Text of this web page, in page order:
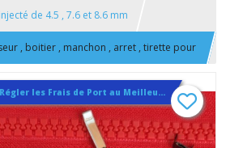
de 4.5 , 7.6 et 8.6 mm
, boitier , manchon , arret , tirette pour
glissiere en plastique injecté No 3 , 5 et
Voir Info Expédition pour Régler les Frais de Port au Meilleur Prix , En haut d'ecran à Droite